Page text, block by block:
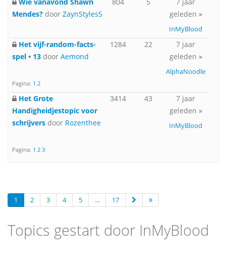
Mendes? door ZaynStylesS
geleden »
InMyBlood
Het vijf-random-facts-
spel • 13 door Aemond
Pagina: 1 2
1284 22
7 jaar
geleden »
AlphaNoodle
Het Grote
Handigheidjestopic voor
schrijvers door Rozenthee
Pagina: 1 2 3
3414 43
7 jaar
geleden »
InMyBlood
1 2 3 4 5 ... 17
Topics gestart door InMyBlood